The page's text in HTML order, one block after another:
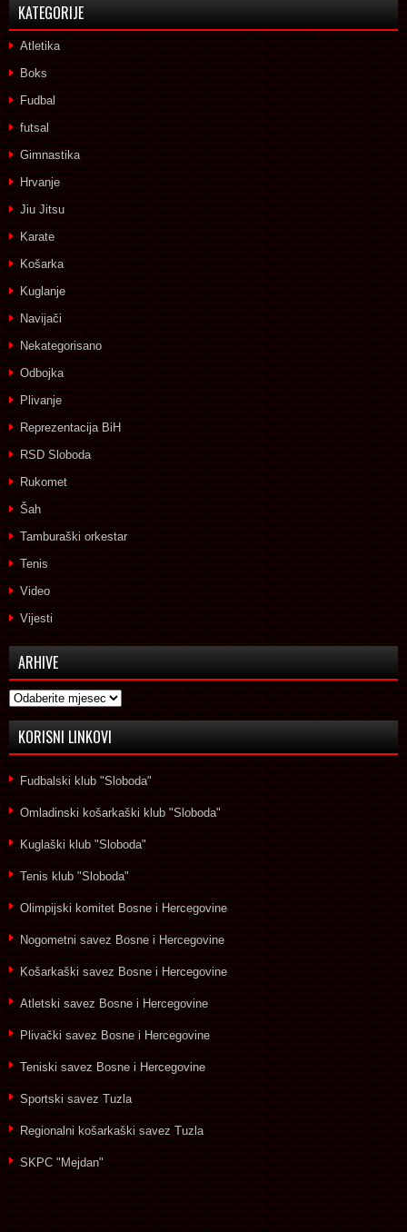
KATEGORIJE
Atletika
Boks
Fudbal
futsal
Gimnastika
Hrvanje
Jiu Jitsu
Karate
Košarka
Kuglanje
Navijači
Nekategorisano
Odbojka
Plivanje
Reprezentacija BiH
RSD Sloboda
Rukomet
Šah
Tamburaški orkestar
Tenis
Video
Vijesti
ARHIVE
Arhive
KORISNI LINKOVI
Fudbalski klub "Sloboda"
Omladinski košarkaški klub "Sloboda"
Kuglaški klub "Sloboda"
Tenis klub "Sloboda"
Olimpijski komitet Bosne i Hercegovine
Nogometni savez Bosne i Hercegovine
Košarkaški savez Bosne i Hercegovine
Atletski savez Bosne i Hercegovine
Plivački savez Bosne i Hercegovine
Teniski savez Bosne i Hercegovine
Sportski savez Tuzla
Regionalni košarkaški savez Tuzla
SKPC "Mejdan"